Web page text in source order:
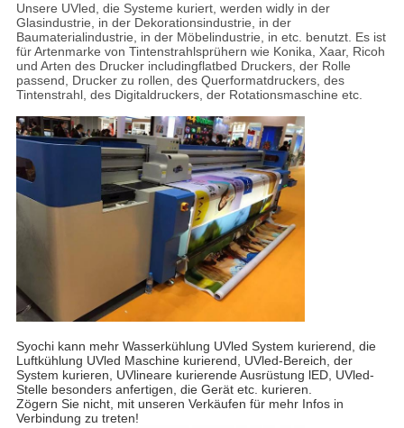
Unsere UVled, die Systeme kuriert, werden widly in der
Glasindustrie, in der Dekorationsindustrie, in der
Baumaterialindustrie, in der Möbelindustrie, in etc. benutzt. Es ist
für Artenmarke von Tintenstrahlsprühern wie Konika, Xaar, Ricoh
und Arten des Drucker includingflatbed Druckers, der Rolle
passend, Drucker zu rollen, des Querformatdruckers, des
Tintenstrahl, des Digitaldruckers, der Rotationsmaschine etc.
Syochi kann mehr Wasserkühlung UVled System kurierend, die
Luftkühlung UVled Maschine kurierend, UVled-Bereich, der
System kurieren, UVlineare kurierende Ausrüstung lED, UVled-
Stelle besonders anfertigen, die Gerät etc. kurieren.
Zögern Sie nicht, mit unseren Verkäufen für mehr Infos in
Verbindung zu treten!